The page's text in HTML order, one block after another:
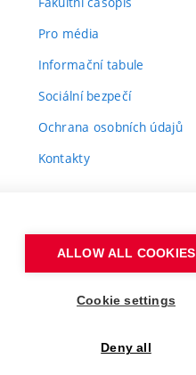
Pro média
Informační tabule
Sociální bezpečí
Ochrana osobních údajů
Kontakty
ALLOW ALL COOKIES
Cookie settings
Deny all